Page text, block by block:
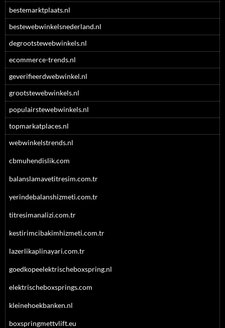
bestemarktplaats.nl
bestewebwinkelsnederland.nl
degrootstewebwinkels.nl
ecommerce-trends.nl
geverifieerdwebwinkel.nl
grootstewebwinkels.nl
populairstewebwinkels.nl
topmarkatplaces.nl
webwinkelstrends.nl
cbmuhendislik.com
balanslamavetitresim.com.tr
yerindebalanshizmeti.com.tr
titresimanalizi.com.tr
kestirimcibakimhizmeti.com.tr
lazerlikaplinayari.com.tr
goedkopeelektrischeboxspring.nl
elektrischeboxsprings.com
kleinehoekbanken.nl
boxspringmettvlift.eu